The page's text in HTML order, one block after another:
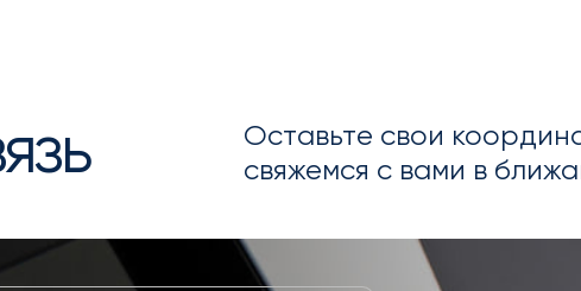
Оставьте свои
свяжемся с вами в